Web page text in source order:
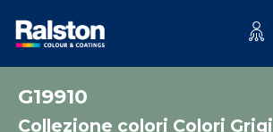
G19910
Collezione colori Colori Grigi